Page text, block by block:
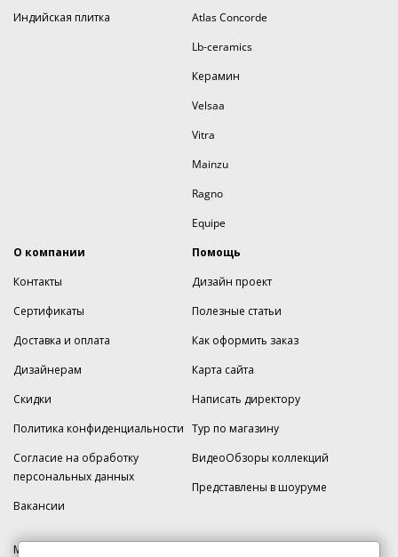
Индийская плитка
Atlas Concorde
Lb-ceramics
Керамин
Velsaa
Vitra
Mainzu
Ragno
Equipe
О компании
Контакты
Сертификаты
Доставка и оплата
Дизайнерам
Скидки
Политика конфиденциальности
Согласие на обработку
персональных данных
Вакансии
Помощь
Дизайн проект
Полезные статьи
Как оформить заказ
Карта сайта
Написать директору
Тур по магазину
ВидеоОбзоры коллекций
Представлены в шоуруме
МКАД 2км внешняя сторона, д. 2, ТРЦ "Шоколад" (РИО) Реутов, -1